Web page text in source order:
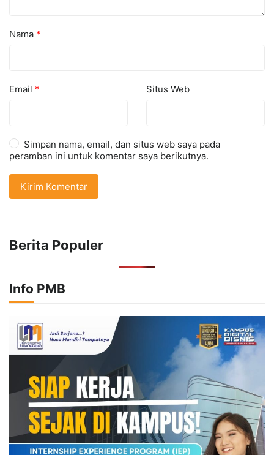
Nama *
Email * Situs Web
Simpan nama, email, dan situs web saya pada
peramban ini untuk komentar saya berikutnya.
Berita Populer
Info PMB